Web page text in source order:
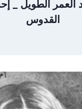
العمر الطويل _
القدوس